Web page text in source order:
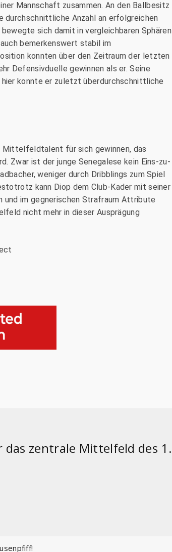
Mannschaft zusammen. An den Ballbesitz
durchschnittliche Anzahl an erfolgreichen
sich damit in vergleichbaren Sphären
bemerkenswert stabil im
konnten über den Zeitraum der letzten
Defensivduelle gewinnen als er. Seine
konnte er zuletzt überdurchschnittliche
Mittelfeldtalent für sich gewinnen, das
Zwar ist der junge Senegalese kein Eins-zu-
weniger durch Dribblings zum Spiel
kann Diop dem Club-Kader mit seiner
und im gegnerischen Strafraum Attribute
nicht mehr in dieser Ausprägung
das zentrale Mittelfeld des 1.